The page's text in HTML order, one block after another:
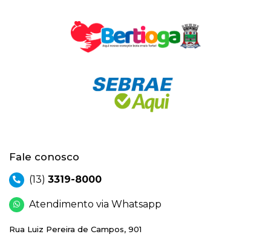
Fale conosco
(13) 3319-8000
Atendimento via Whatsapp
Rua Luiz Pereira de Campos, 901